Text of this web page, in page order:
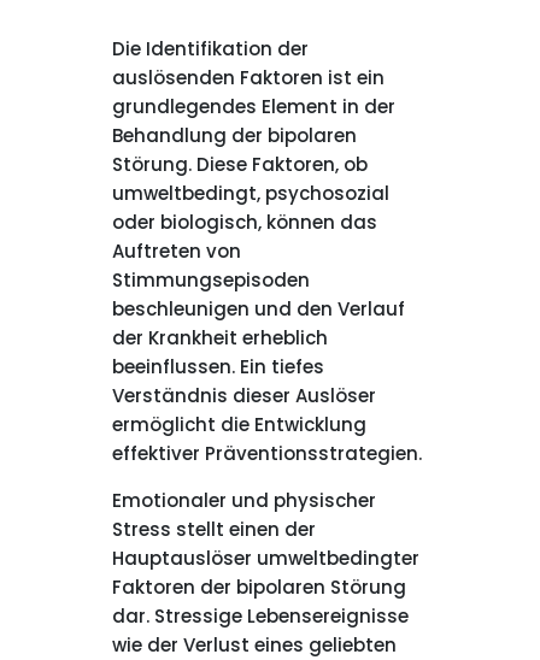
Die Identifikation der
auslösenden Faktoren ist ein
grundlegendes Element in der
Behandlung der bipolaren
Störung. Diese Faktoren, ob
umweltbedingt, psychosozial
oder biologisch, können das
Auftreten von
Stimmungsepisoden
beschleunigen und den Verlauf
der Krankheit erheblich
beeinflussen. Ein tiefes
Verständnis dieser Auslöser
ermöglicht die Entwicklung
effektiver Präventionsstrategien.
Emotionaler und physischer
Stress stellt einen der
Hauptauslöser umweltbedingter
Faktoren der bipolaren Störung
dar. Stressige Lebensereignisse
wie der Verlust eines geliebten